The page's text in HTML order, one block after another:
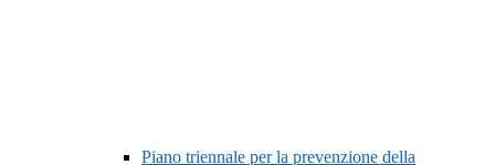
Piano triennale per la prevenzione della